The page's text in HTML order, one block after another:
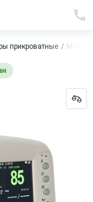
прикроватные